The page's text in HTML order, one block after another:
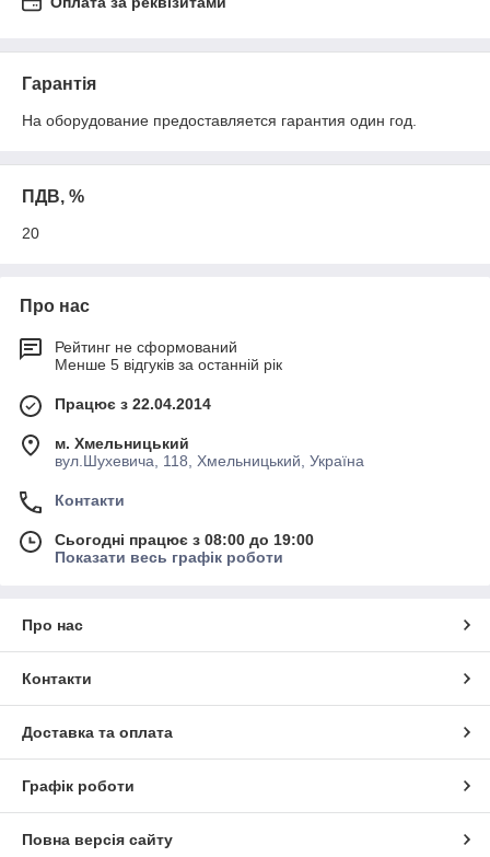
Гарантія
На оборудование предоставляется гарантия один год.
ПДВ, %
20
Про нас
Рейтинг не сформований
Менше 5 відгуків за останній рік
Працює з 22.04.2014
м. Хмельницький
вул.Шухевича, 118, Хмельницький, Україна
Контакти
Сьогодні працює з 08:00 до 19:00
Показати весь графік роботи
Про нас
Контакти
Доставка та оплата
Графік роботи
Повна версія сайту